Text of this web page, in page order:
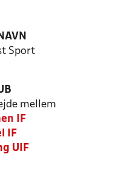
Sport
mellem
IF
IF
UIF